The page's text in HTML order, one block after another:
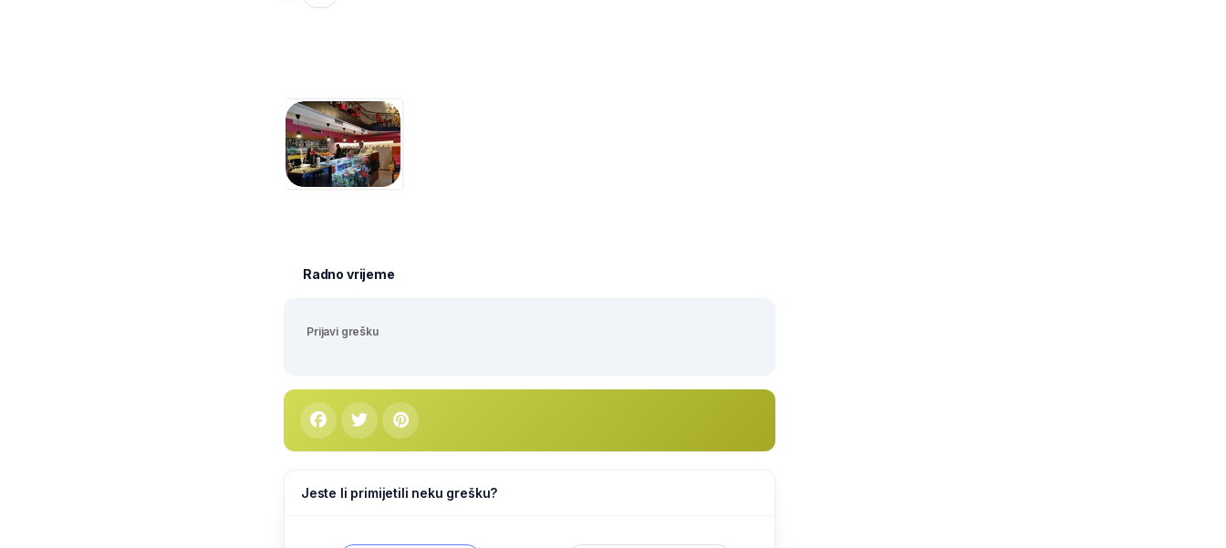
Radno vrijeme
Prijavi grešku
Jeste li primijetili neku grešku?